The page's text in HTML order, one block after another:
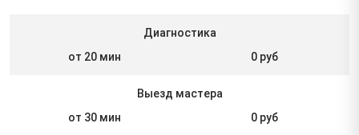
Диагностика
от 20 мин
0 руб
Выезд мастера
от 30 мин
0 руб